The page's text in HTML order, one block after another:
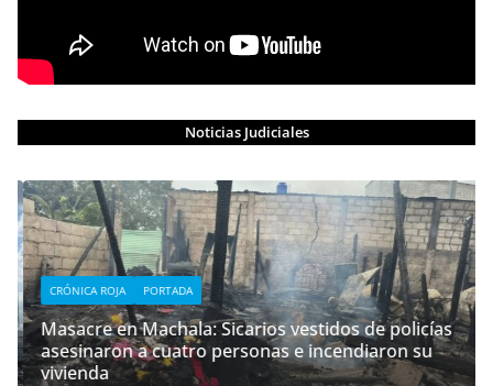
Noticias Judiciales
CRÓNICA ROJA PORTADA
Masacre en Machala: Sicarios vestidos de policías
asesinaron a cuatro personas e incendiaron su
vivienda